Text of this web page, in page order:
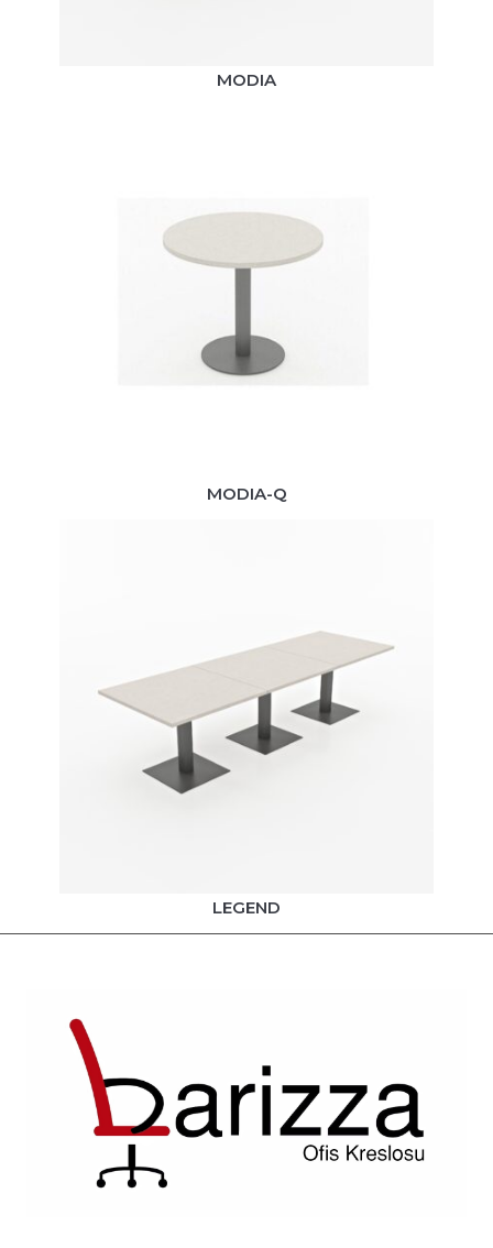
MODIA
MODIA-Q
LEGEND